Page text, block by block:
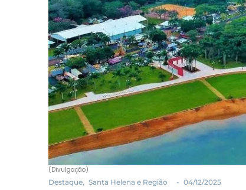
(Divulgação)
Destaque, Santa Helena e Região - 04/12/2025